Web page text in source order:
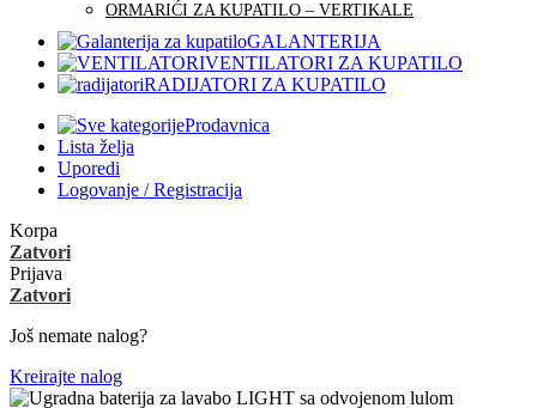
ORMARIĆI ZA KUPATILO – VERTIKALE
GALANTERIJA
VENTILATORI ZA KUPATILO
RADIJATORI ZA KUPATILO
Prodavnica
Lista želja
Uporedi
Logovanje / Registracija
Korpa
Zatvori
Prijava
Zatvori
Još nemate nalog?
Kreirajte nalog